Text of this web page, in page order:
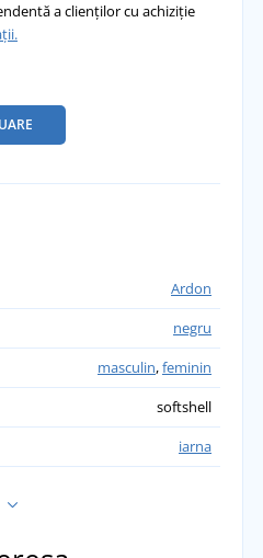
a clienților cu achiziție
Ardon
negru
masculin,feminin
softshell
iarna